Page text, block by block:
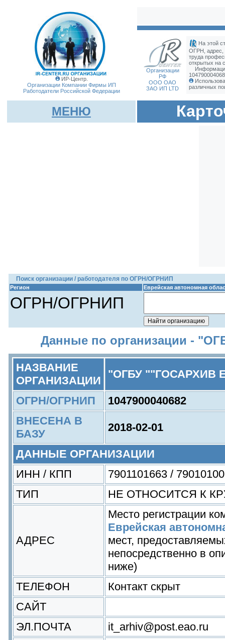
ИР-Центр.
Организации Компании Фирмы ИП
Работодатели Российской Федерации
Организации
РФ
ООО ОАО
ЗАО ИП LTD
На этой
ОГРН, адрес,
труда
открытых на
различных
МЕНЮ
Поиск организации / работодателя по ОГРН/ОГРНИП
Регион Еврейская автономная
ОГРН/ОГРНИП
Данные по организации -
НАЗВАНИЕ
ОРГАНИЗАЦИИ
"ОГБУ ""ГОСАРХИВ
ОГРН/ОГРНИП
1047900040682
ВНЕСЕНА В
БАЗУ
2018-02-01
ДАННЫЕ ОРГАНИЗАЦИИ
ИНН / КПП
7901101663 /
ТИП
НЕ ОТНОСИТСЯ К
АДРЕС
Место регистрации
Еврейская
мест,
непосредственно в
ниже)
ТЕЛЕФОН
Контакт скрыт
САЙТ
ЭЛ.ПОЧТА
it_arhiv@post.eao.ru